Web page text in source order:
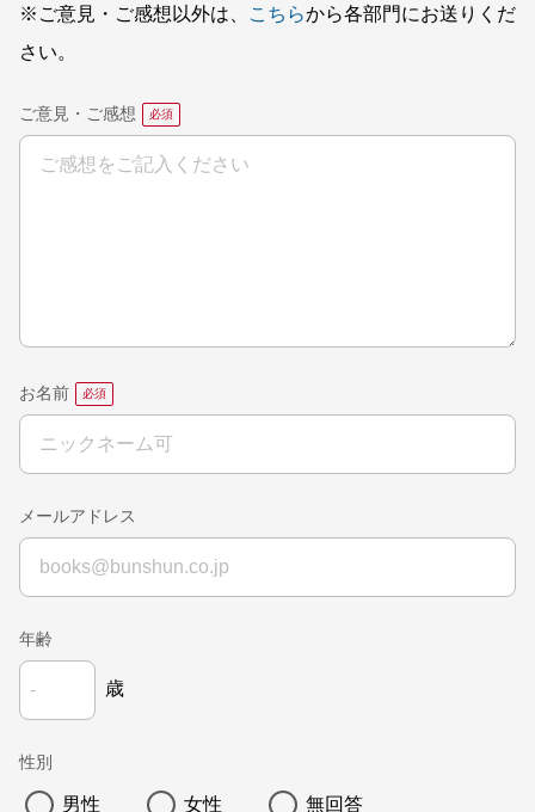
※ご意見・ご感想以外は、
こちらから各部門にお送りくだ
さい。
ご意見・ご感想
お名前
メールアドレス
年齢
歳
性別
男性 女性 無回答